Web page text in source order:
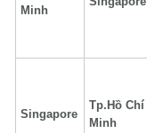
Minh
Singapore
Tp.Hồ Chí
Minh